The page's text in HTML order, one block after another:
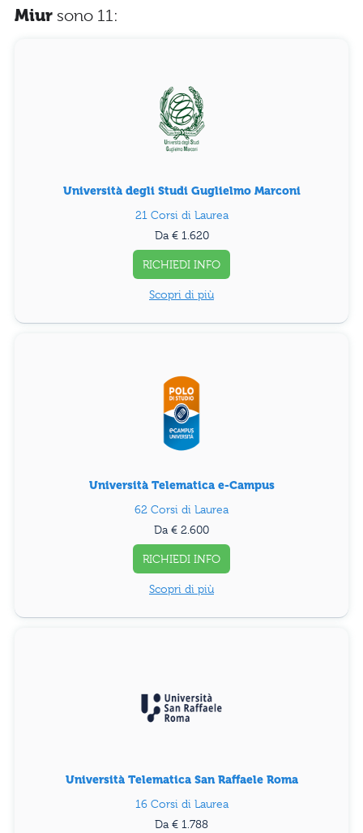
Miur sono 11:
Università degli Studi Guglielmo Marconi
21 Corsi di Laurea
Da € 1.620
RICHIEDI INFO
Scopri di più
Università Telematica e-Campus
62 Corsi di Laurea
Da € 2.600
RICHIEDI INFO
Scopri di più
Università Telematica San Raffaele Roma
16 Corsi di Laurea
Da € 1.788